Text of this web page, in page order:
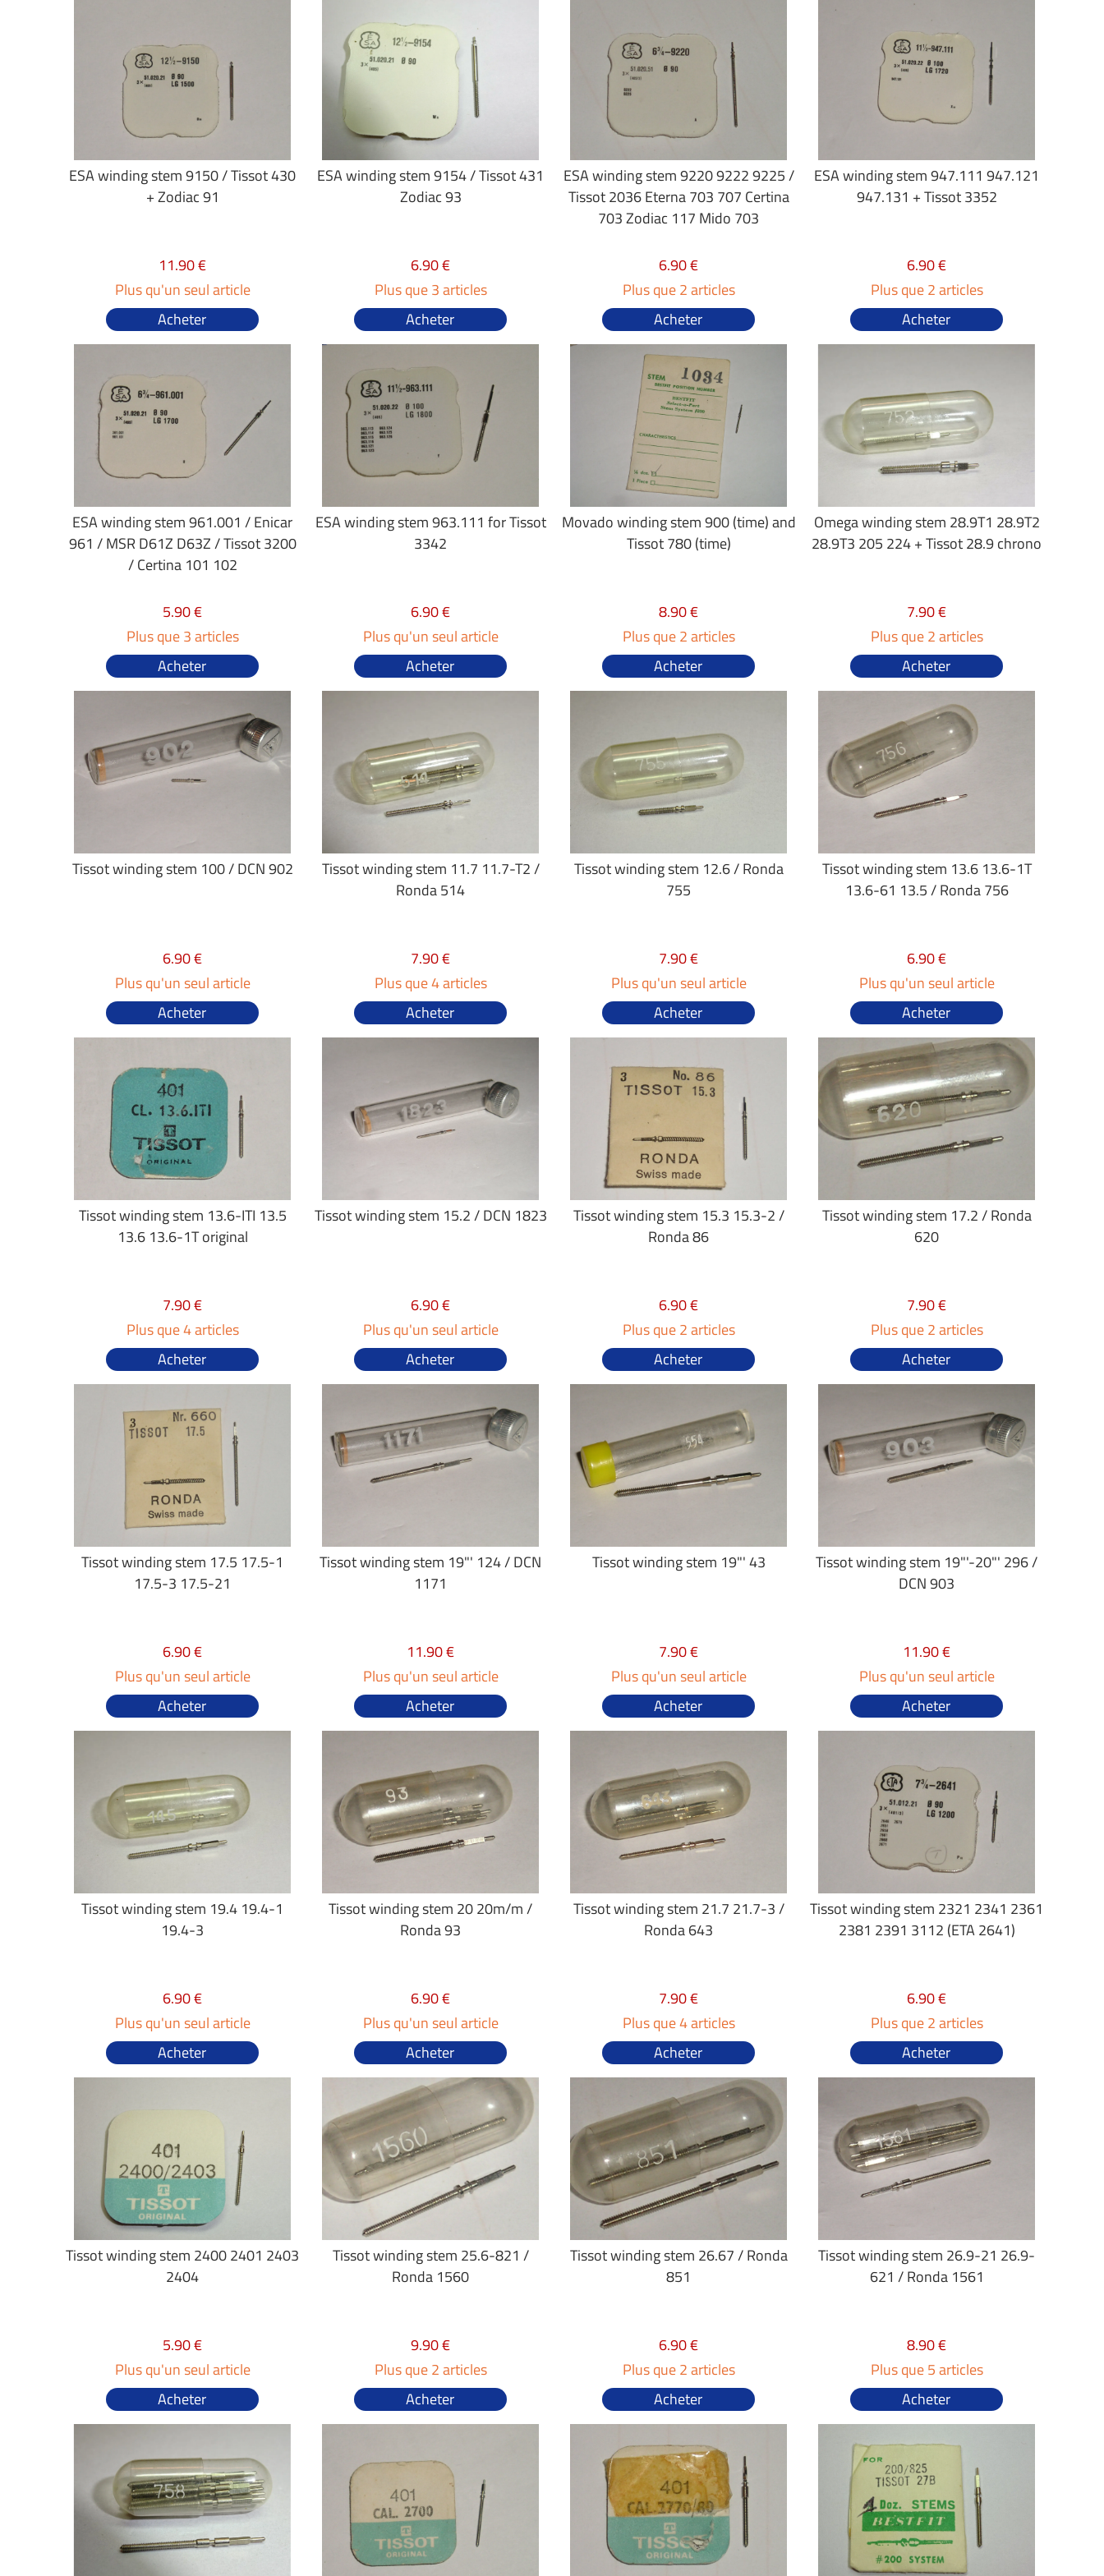
ESA winding stem 9150 / Tissot 430
+ Zodiac 91
11.90 €
Plus qu'un seul article
Acheter
ESA winding stem 9154 / Tissot 431
Zodiac 93
6.90 €
Plus que 3 articles
Acheter
ESA winding stem 9220 9222 9225 /
Tissot 2036 Eterna 703 707 Certina
703 Zodiac 117 Mido 703
6.90 €
Plus que 2 articles
Acheter
ESA winding stem 947.111 947.121
947.131 + Tissot 3352
6.90 €
Plus que 2 articles
Acheter
ESA winding stem 961.001 / Enicar
961 / MSR D61Z D63Z / Tissot 3200
/ Certina 101 102
5.90 €
Plus que 3 articles
Acheter
ESA winding stem 963.111 for Tissot
3342
6.90 €
Plus qu'un seul article
Acheter
Movado winding stem 900 (time) and
Tissot 780 (time)
8.90 €
Plus que 2 articles
Acheter
Omega winding stem 28.9T1 28.9T2
28.9T3 205 224 + Tissot 28.9 chrono
7.90 €
Plus que 2 articles
Acheter
Tissot winding stem 100 / DCN 902
6.90 €
Plus qu'un seul article
Acheter
Tissot winding stem 11.7 11.7-T2 /
Ronda 514
7.90 €
Plus que 4 articles
Acheter
Tissot winding stem 12.6 / Ronda
755
7.90 €
Plus qu'un seul article
Acheter
Tissot winding stem 13.6 13.6-1T
13.6-61 13.5 / Ronda 756
6.90 €
Plus qu'un seul article
Acheter
Tissot winding stem 13.6-ITI 13.5
13.6 13.6-1T original
7.90 €
Plus que 4 articles
Acheter
Tissot winding stem 15.2 / DCN 1823
6.90 €
Plus qu'un seul article
Acheter
Tissot winding stem 15.3 15.3-2 /
Ronda 86
6.90 €
Plus que 2 articles
Acheter
Tissot winding stem 17.2 / Ronda
620
7.90 €
Plus que 2 articles
Acheter
Tissot winding stem 17.5 17.5-1
17.5-3 17.5-21
6.90 €
Plus qu'un seul article
Acheter
Tissot winding stem 19"' 124 / DCN
1171
11.90 €
Plus qu'un seul article
Acheter
Tissot winding stem 19"' 43
7.90 €
Plus qu'un seul article
Acheter
Tissot winding stem 19"'-20"' 296 /
DCN 903
11.90 €
Plus qu'un seul article
Acheter
Tissot winding stem 19.4 19.4-1
19.4-3
6.90 €
Plus qu'un seul article
Acheter
Tissot winding stem 20 20m/m /
Ronda 93
6.90 €
Plus qu'un seul article
Acheter
Tissot winding stem 21.7 21.7-3 /
Ronda 643
7.90 €
Plus que 4 articles
Acheter
Tissot winding stem 2321 2341 2361
2381 2391 3112 (ETA 2641)
6.90 €
Plus que 2 articles
Acheter
Tissot winding stem 2400 2401 2403
2404
5.90 €
Plus qu'un seul article
Acheter
Tissot winding stem 25.6-821 /
Ronda 1560
9.90 €
Plus que 2 articles
Acheter
Tissot winding stem 26.67 / Ronda
851
6.90 €
Plus que 2 articles
Acheter
Tissot winding stem 26.9-21 26.9-
621 / Ronda 1561
8.90 €
Plus que 5 articles
Acheter